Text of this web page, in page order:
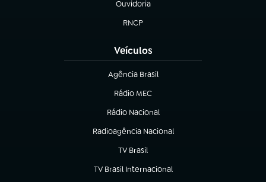
Ouvidoria
(abre em nova aba)
RNCP
(abre em nova aba)
Veículos
Agência Brasil
(abre em nova aba)
Rádio MEC
(abre em nova aba)
Rádio Nacional
Radioagência Nacional
(abre em nova aba)
TV Brasil
(abre em nova aba)
TV Brasil Internacional
(abre em nova aba)